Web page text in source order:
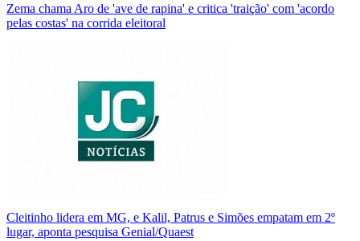
Zema chama Aro de 'ave de rapina' e critica 'traição' com 'acordo
pelas costas' na corrida eleitoral
Cleitinho lidera em MG, e Kalil, Patrus e Simões empatam em 2º
lugar, aponta pesquisa Genial/Quaest